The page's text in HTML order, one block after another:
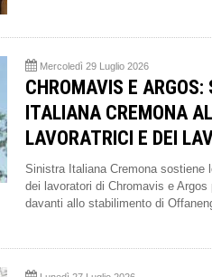
Mercoledì 29 Luglio 2026
CHROMAVIS E ARGOS:
ITALIANA CREMONA
LAVORATRICI E DEI
Sinistra Italiana Cremona sostiene
dei lavoratori di Chromavis e Argos
davanti allo stabilimento di